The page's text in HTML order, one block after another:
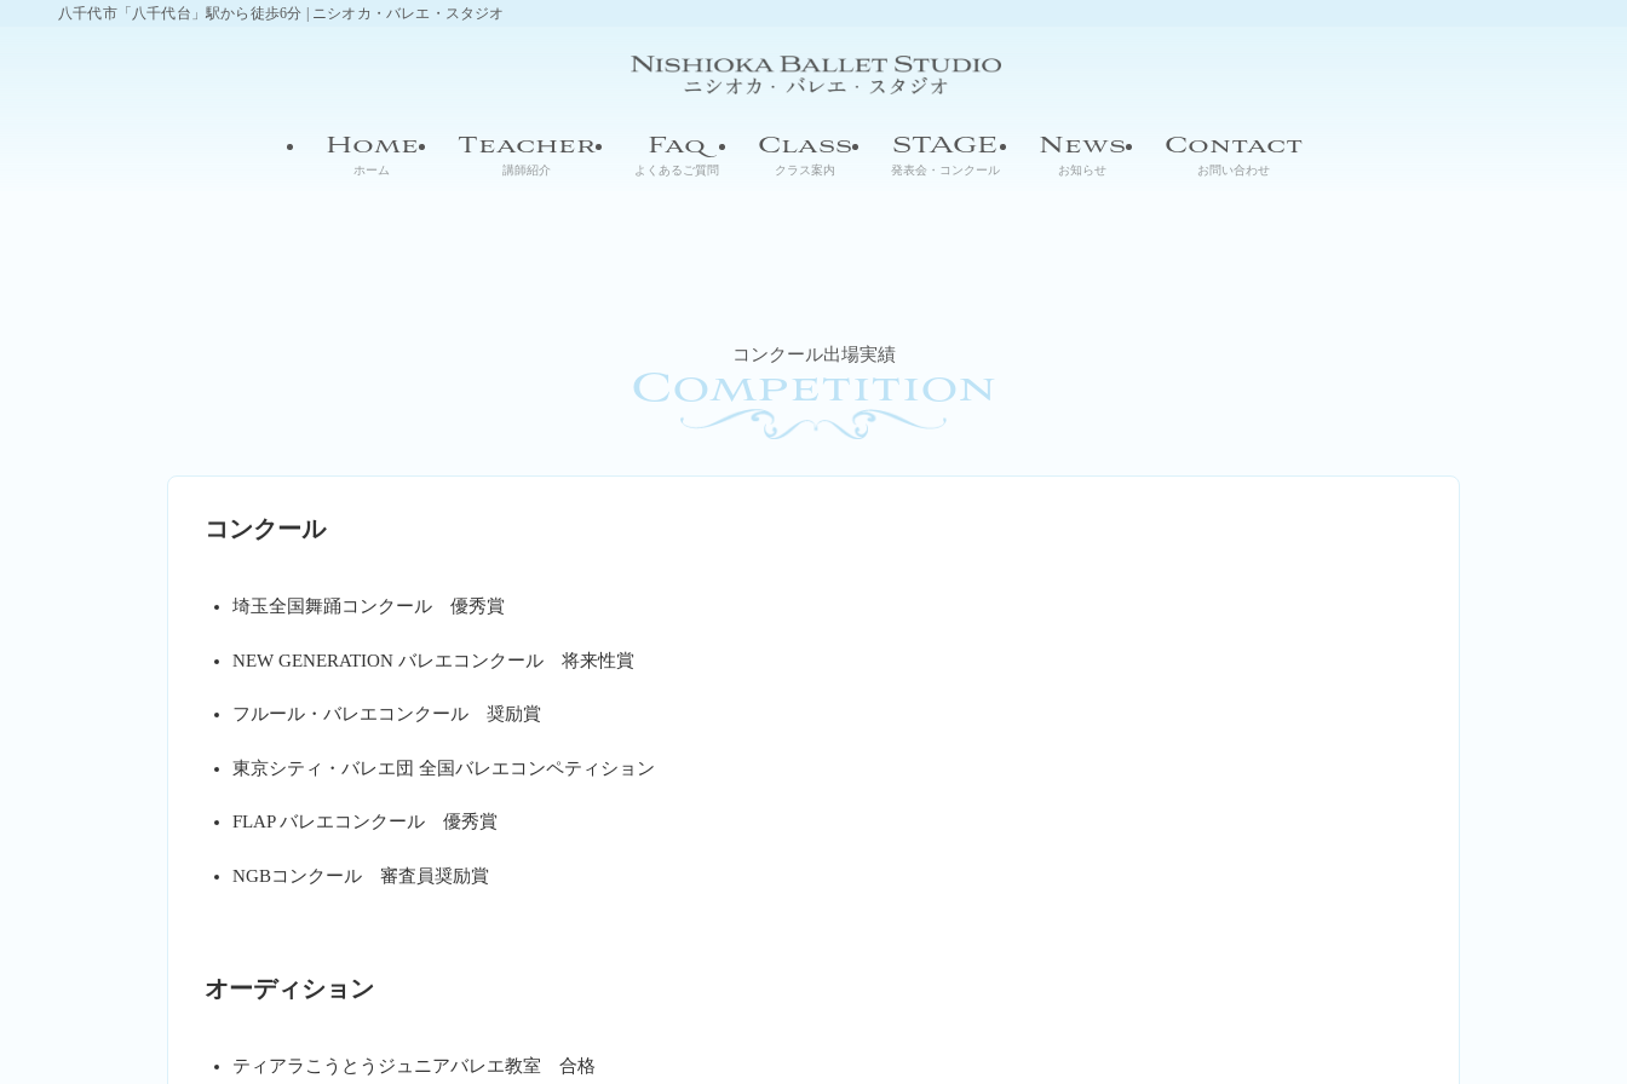
八千代市「八千代台」駅から徒歩6分 | ニシオカ・バレエ・スタジオ
Home
ホーム
Teacher
講師紹介
Faq
よくあるご質問
Class
クラス案内
STAGE
発表会・コンクール
News
お知らせ
Contact
お問い合わせ
コンクール出場実績
Competition
コンクール
埼玉全国舞踊コンクール 優秀賞
NEW GENERATION バレエコンクール 将来性賞
フルール・バレエコンクール 奨励賞
東京シティ・バレエ団 全国バレエコンペティション
FLAP バレエコンクール 優秀賞
NGBコンクール 審査員奨励賞
オーディション
ティアラこうとうジュニアバレエ教室 合格